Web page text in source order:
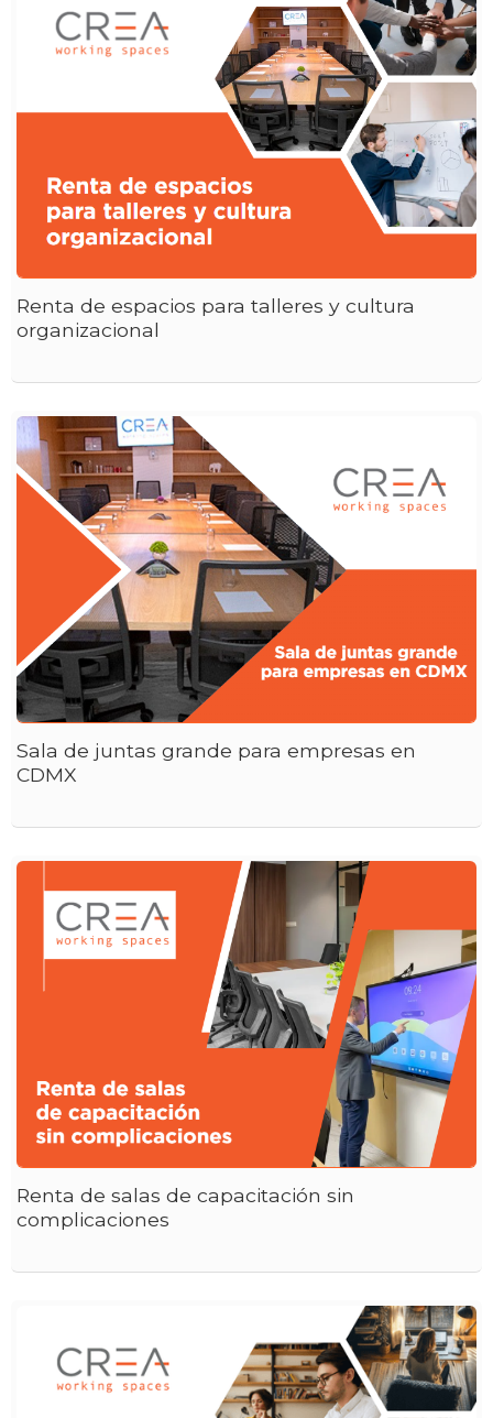
Renta de espacios para talleres y cultura
organizacional
Sala de juntas grande para empresas en
CDMX
Renta de salas de capacitación sin
complicaciones